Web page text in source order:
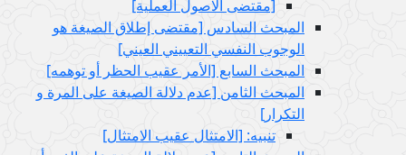
[مقتضى الاصول العملية]
المبحث السادس‏ [مقتضى إطلاق الصيغة هو
الوجوب النفسي التعييني العيني‏]
المبحث السابع‏ [الأمر عقيب الحظر أو توهمه‏]
المبحث الثامن‏ [عدم دلالة الصيغة على المرة و
التكرار]
تنبيه: [الامتثال عقيب الامتثال‏]